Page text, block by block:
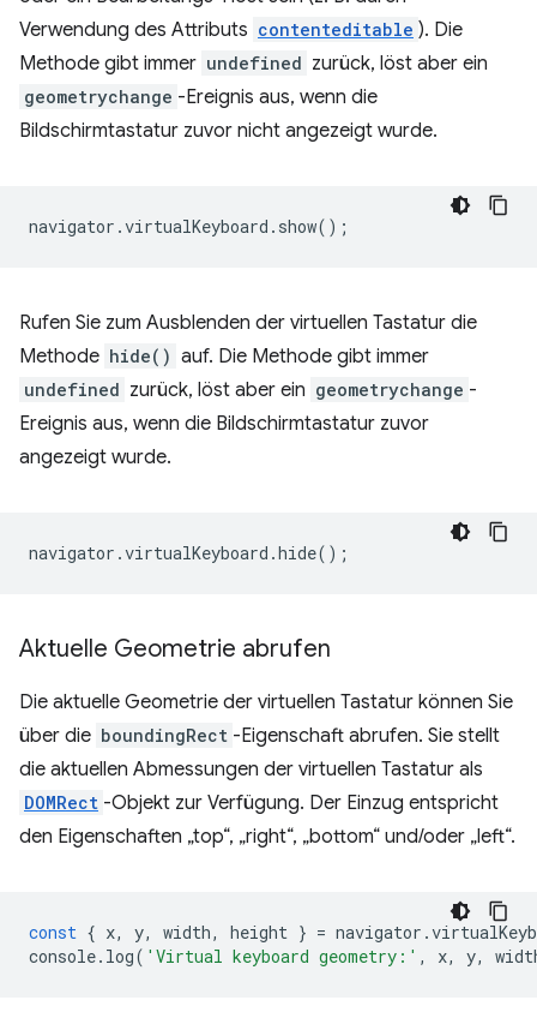
Verwendung des Attributs contenteditable ). Die
Methode gibt immer undefined zurück, löst aber ein
geometrychange -Ereignis aus, wenn die
Bildschirmtastatur zuvor nicht angezeigt wurde.
navigator .virtualKeyboard . show();
Rufen Sie zum Ausblenden der virtuellen Tastatur die
Methode hide() auf. Die Methode gibt immer
undefined zurück, löst aber ein geometrychange -
Ereignis aus, wenn die Bildschirmtastatur zuvor
angezeigt wurde.
navigator .virtualKeyboard .hide();
Aktuelle Geometrie abrufen
Die aktuelle Geometrie der virtuellen Tastatur können Sie
über die boundingRect -Eigenschaft abrufen. Sie stellt
die aktuellen Abmessungen der virtuellen Tastatur als
DOMRect -Objekt zur Verfügung. Der Einzug entspricht
den Eigenschaften „top“, „right“, „bottom“ und/oder „left“.
const { x, y, width, height } = navigator .
console. log( 'Virtual keyboard geometry:' , x, y,